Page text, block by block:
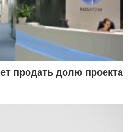
продать долю проекта